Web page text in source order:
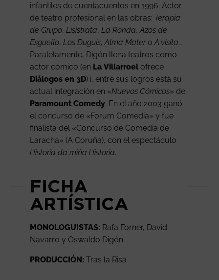
infantiles de cuentacuentos en 1996. Actor
de teatro profesional en las obras: Terapia
de Grupo, Lisistrata, La Ronda, Azos de
Esguello, Los Duguis, Alma Matero A visita…
Paralelamente, Digón llena teatros como
actor cómico (en La Villarroel ofrece
Diálogos en 3D) i, entre sus logros está su
actual integración en «Nuevos Cómicos» de
Paramount Comedy. En el año 2003 ganó
el concurso de «Forum Comedia» y fue
finalista del «Concurso de Comedia de
Laracha» (A Coruña), con el espectáculo
Historia da miña Historia.
FICHA
ARTÍSTICA
MONOLOGUISTAS: Rafa Forner, David
Navarro y Oswaldo Digón
PRODUCCIÓN: Tras la Risa